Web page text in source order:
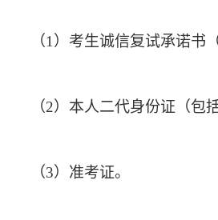
（1）考生诚信复试承诺书
（2）本人二代身份证（包
（3）准考证。